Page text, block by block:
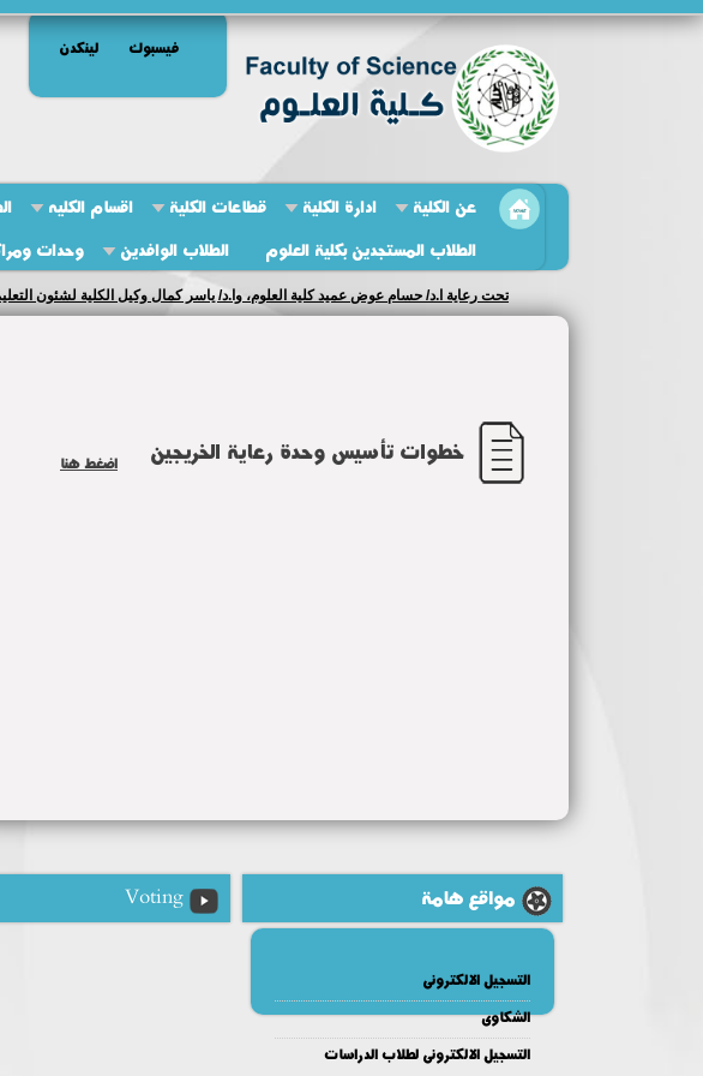
فيسبوك لينكدن
عن الكلية ادارة الكلية قطاعات الكلية اقسام الكليه
الطلاب المستجدين بكلية العلوم
الطلاب الوافدين وحدات
تحت رعاية ا.د/ حسام عوض عميد كلية العلوم، وا.د/ ياسر كمال وكيل الكلية لشئون
خطوات تأسيس وحدة رعاية الخريجين اضغط هنا
مواقع هامة
التسجيل الالكترونى
الشكاوى
التسجيل الالكترونى لطلاب الدراسات
Voting